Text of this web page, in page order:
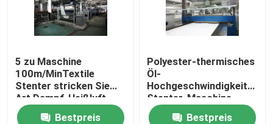
5 zu Maschine
100m/MinTextile
Stenter stricken Sie
Art Dampf-Heißluft
Stenter-Maschine
Bestpreis
Polyester-thermisches
Öl-
Stenter-Maschine
Stenter-Veredlung
Bestpreis